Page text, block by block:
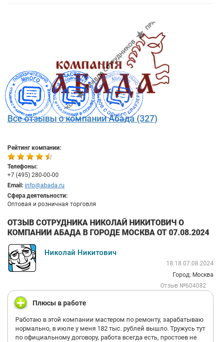
Все отзывы о компании Абада (327)
Рейтинг компании:
Телефоны:
+7 (495) 280-00-00
Email: info@abada.ru
Сфера деятельности:
Оптовая и розничная торговля
ОТЗЫВ СОТРУДНИКА НИКОЛАЙ НИКИТОВИЧ О
КОМПАНИИ АБАДА В ГОРОДЕ МОСКВА ОТ 07.08.2024
Николай Никитович
18:18 07.08.2024
Город: Москва
Отзыв №604082
Плюсы в работе
Работаю в этой компании мастером по ремонту, зарабатываю
нормально, в июле у меня 182 тыс. рублей вышло. Тружусь тут
по официальному договору, работа всегда есть, простоев не